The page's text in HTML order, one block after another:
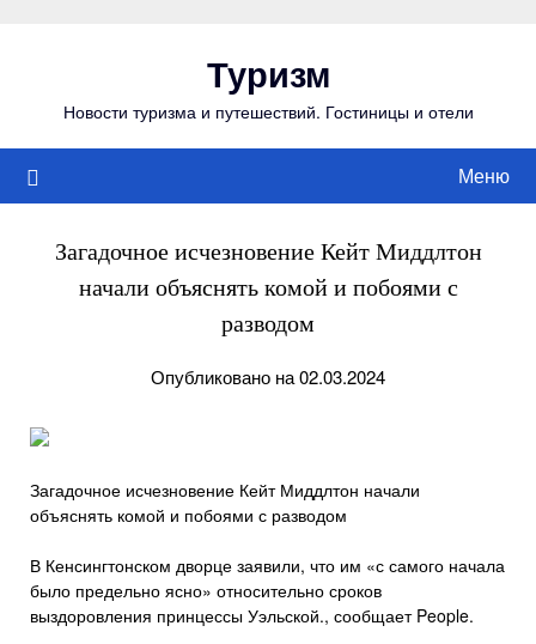
Туризм
Новости туризма и путешествий. Гостиницы и отели
Меню
Загадочное исчезновение Кейт Миддлтон
начали объяснять комой и побоями с
разводом
Опубликовано на 02.03.2024
Загадочное исчезновение Кейт Миддлтон начали
объяснять комой и побоями с разводом
В Кенсингтонском дворце заявили, что им «с самого начала
было предельно ясно» относительно сроков
выздоровления принцессы Уэльской., сообщает People.